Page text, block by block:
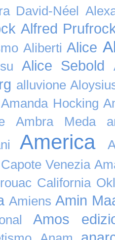
David-Néel
Alfred
Aliberti Alice
Alice Sebold
alluvione
Amanda Hocking
Ambra Meda
America
Venezia
California
Amiens Amin
Amos